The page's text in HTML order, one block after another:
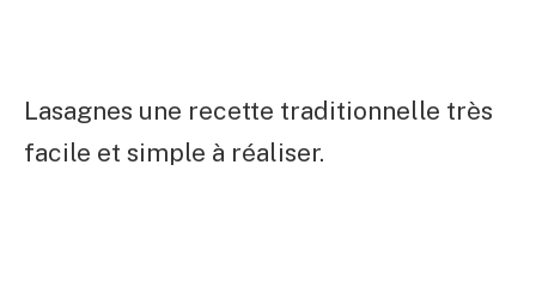
Lasagnes une recette traditionnelle très
facile et simple à réaliser.